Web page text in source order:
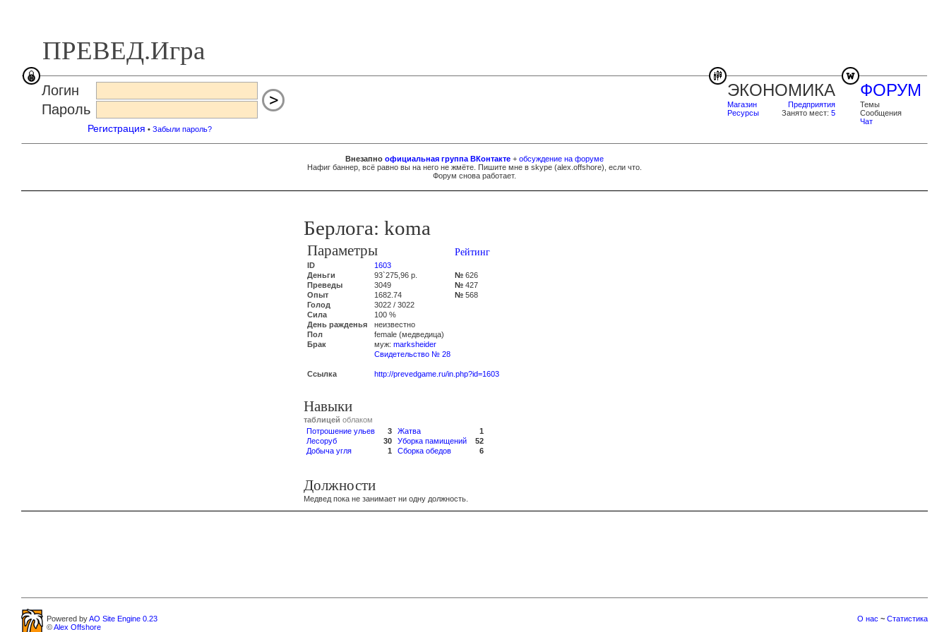
ПРЕВЕД.Игра
ФОРУМ
Темы
Сообщения
Чат
ЭКОНОМИКА
Предприятия
Занято мест: 5
Магазин
Ресурсы
Логин
Пароль
Регистрация • Забыли пароль?
Внезапно официальная группа ВКонтакте + обсуждение на форуме
Нафиг баннер, всё равно вы на него не жмёте. Пишите мне в skype (alex.offshore), если что.
Форум снова работает.
Берлога: koma
Параметры Рейтинг
ID
1603
Деньги
93`275,96 р. № 626
Преведы
3049 № 427
Опыт
1682.74 № 568
Голод
3022 / 3022
Сила
100 %
День ражденья
неизвестно
Пол
female (медведица)
Брак
муж: marksheider
Свидетельство № 28
Ссылка http://prevedgame.ru/in.php?id=1603
Навыки
таблицей облаком
Потрошение ульев
3
Лесоруб
30
Добыча угля
1
Жатва
1
Уборка памищений
52
Сборка обедов
6
Должности
Медвед пока не занимает ни одну должность.
О нас ~ Статистика
Powered byAO Site Engine 0.23
©Alex Offshore